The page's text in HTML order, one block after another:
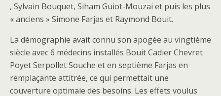
, Sylvain Bouquet, Siham Guiot-Mouzai et puis les plus
« anciens » Simone Farjas et Raymond Bouit.
La démographie avait connu son apogée au vingtième
siècle avec 6 médecins installés Bouit Cadier Chevret
Poyet Serpollet Souche et en septième Farjas en
remplaçante attitrée, ce qui permettait une
couverture optimale des besoins. Les effets voulus